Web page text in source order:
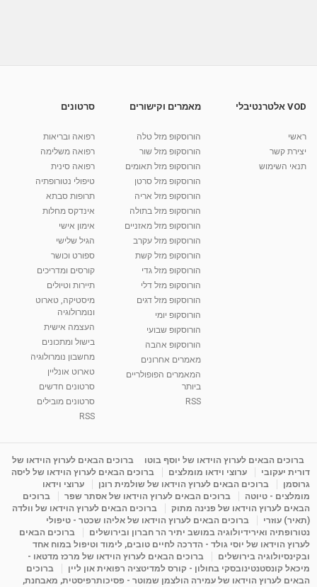
VOD אלטרנטיבלי
ראשי
יצירת קשר
תנאי השימוש
מאמרים וקישורים
הורוסקופ מזל טלה
הורוסקופ מזל שור
הורוסקופ מזל תאומים
הורוסקופ מזל סרטן
הורוסקופ מזל אריה
הורוסקופ מזל בתולה
הורוסקופ מזל מאזניים
הורוסקופ מזל עקרב
הורוסקופ מזל קשת
הורוסקופ מזל גדי
הורוסקופ מזל דלי
הורוסקופ מזל דגים
הורוסקופ יומי
הורוסקופ שבועי
הורוסקופ אהבה
מאמרים אחרונים
המאמרים הפופולריים
ביותר
RSS
סרטונים
רפואה ובריאות
רפואה משלימה
רפואה סינית
טיפולי נטורופתיה
תרופות סבתא
אינדקס מחלות
אימון אישי
הגיל שלישי
ספורט וכושר
קורסים ומדריכים
תיירות וטיולים
מיסטיקה, טארוט
ונומרולוגיה
העצמה אישית
בישול ומתכונים
מחשבון נומרולוגיה
טארוט אונליין
סרטונים חדשים
סרטונים מובילים
RSS
ברוכים הבאים לערוץ הוידאו של יוסף בוטו
ברוכים הבאים לערוץ הוידאו של
דורית יעקובי
ערוצי וידאו מומלצים
ברוכים הבאים לערוץ הוידאו של ליסה
גרוסמן
ברוכים הבאים לערוץ הוידאו של שולמית רונן
ערוצי וידאו
מומלצים - טיוטה
ברוכים הבאים לערוץ הוידאו של אסתר שפר
ברוכים
הבאים לערוץ הוידאו של פנינה מתוק
ברוכים הבאים לערוץ הוידאו של וולדה
(תאיר) עוזרי
ברוכים הבאים לערוץ הוידאו של אליהו שכטר - טיפולי
נטורופתיה ואירידיולוגיה במושב יתיר הר חברון ובירושלים
ברוכים הבאים
לערוץ הוידאו של יוסי גולד - הדרכה לחיים טובים, לימוד וטיפול במוח אחד
ובקינסיולוגיה בירושלים
ברוכים הבאים לערוץ הוידאו של מרכז מדטאו -
מיכאל קונסטנטינובסקי בחולון - קורס למדיטציה רפואית און ליין
ברוכים
הבאים לערוץ הוידאו של עמירה הולצמן שמוטר - פסיכותרפיסטית, מאבחנת,